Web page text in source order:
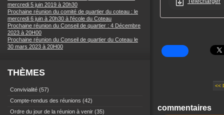
mercredi 5 juin 2019 à 20h30
Prochaine réunion du comité de quartier du coteau : le
mercredi 6 juin à 20h30 à l'école du Coteau
Prochaine réunion du Conseil de quartier : 4 Décembre
2023 à 20H00
Prochaine réunion du Conseil de quartier du Coteau le
30 mars 2023 à 20H00
THÈMES
Convivialité (57)
Compte-rendus des réunions (42)
Ordre du jour de la réunion à venir (35)
<<
commentaires